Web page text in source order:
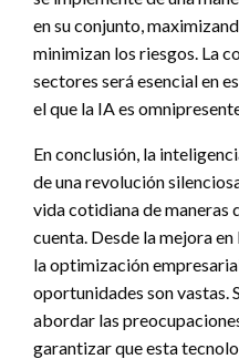
en su conjunto,
minimizan los riesgos. La
sectores será esencial en
el que la IA es
En conclusión, la
de una revolución
vida cotidiana de maneras
cuenta. Desde la mejora
la optimización
oportunidades son vastas.
abordar las
garantizar que esta